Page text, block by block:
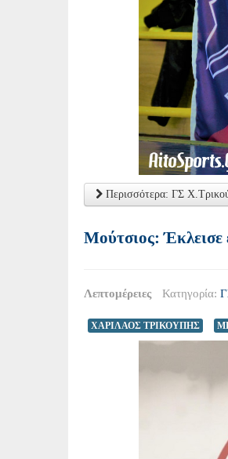
Περισσότερα: ΓΣ
Μούτσιος: Έκλεισε
Λεπτομέρειες Κατηγορία:
ΧΑΡΙΛΑΟΣ ΤΡΙΚΟΥΠΗΣ